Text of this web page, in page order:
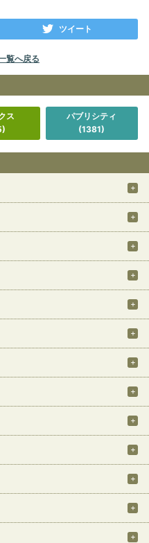
ツイート
覧へ戻る
ス
パブリシティ
(1381)